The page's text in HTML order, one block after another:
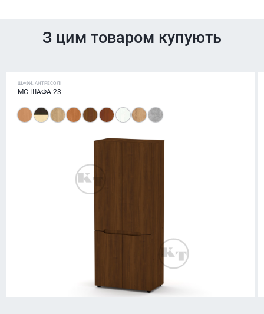
З цим товаром купують
ШАФИ, АНТРЕСОЛІ
МС ШАФА-23